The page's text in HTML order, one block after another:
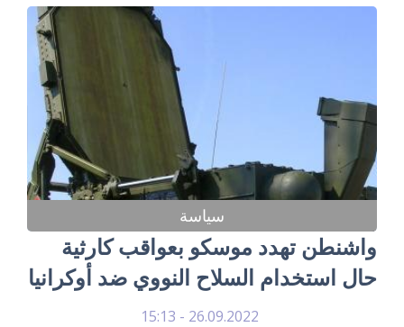
سياسة
واشنطن تهدد موسكو بعواقب كارثية
حال استخدام السلاح النووي ضد أوكرانيا
26.09.2022 - 15:13